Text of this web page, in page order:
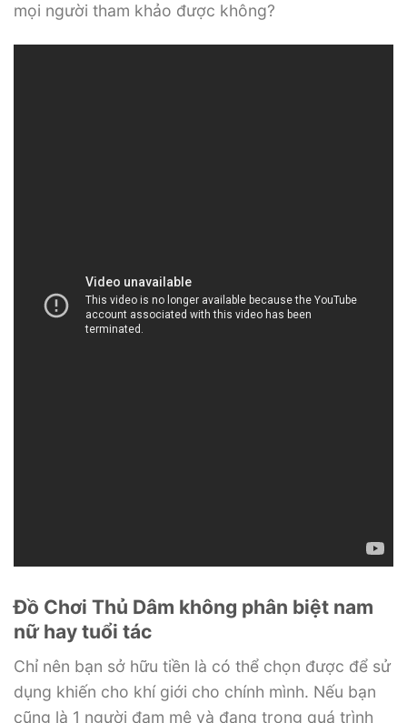
mọi người tham khảo được không?
Đồ Chơi Thủ Dâm không phân biệt nam
nữ hay tuổi tác
Chỉ nên bạn sở hữu tiền là có thể chọn được để sử
dụng khiến cho khí giới cho chính mình. Nếu bạn
cũng là 1 người đam mê và đang trong quá trình